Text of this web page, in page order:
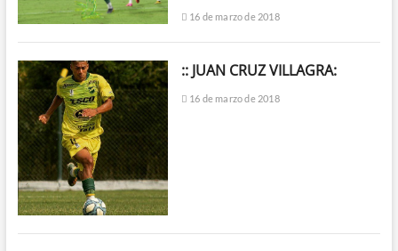
16 de marzo de 2018
:: JUAN CRUZ VILLAGRA:
16 de marzo de 2018